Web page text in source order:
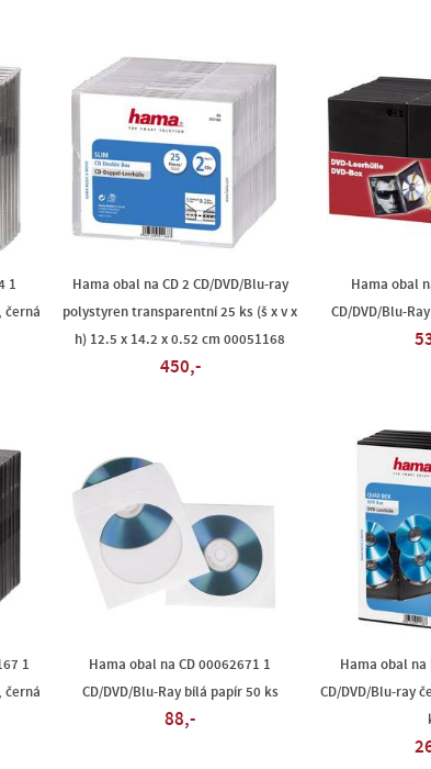
1
černá
Hama obal na CD 2 CD/DVD/Blu-ray
polystyren transparentní 25 ks (š x v x
h) 12.5 x 14.2 x 0.52 cm 00051168
450,-
Hama obal
CD/DVD/Blu-
1
černá
Hama obal na CD 00062671 1
CD/DVD/Blu-Ray bílá papír 50 ks
88,-
Hama obal na
CD/DVD/Blu-ray